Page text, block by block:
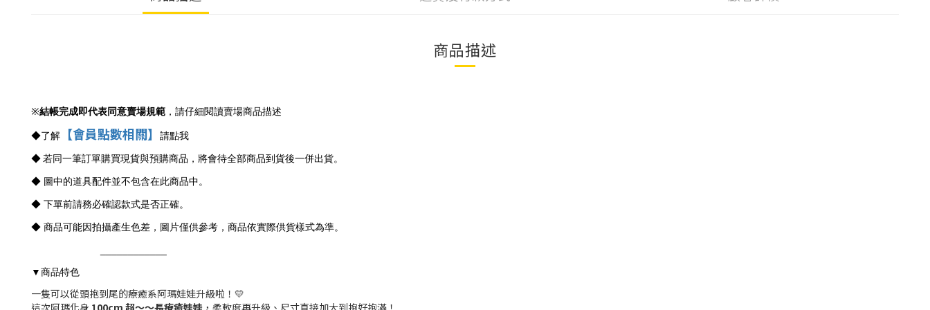
商品描述
※結帳完成即代表同意賣場規範 ，請仔細閱讀賣場商品描述
◆了解 【會員點數相關】 請點我
◆若同一筆訂單購買現貨與預購商品，將會待全部商品到貨後一併出貨。
◆ 圖中的道具配件並不包含在此商品中。
◆ 下單前請務必確認款式是否正確。
◆ 商品可能因拍攝產生色差，圖片僅供參考，商品依實際供貨樣式為準。
▼ 商品特色
一隻可以從頭抱到尾的療癒系阿瑪娃娃升級啦！💛
這次阿瑪化身 100cm 超～～長療癒娃娃 ，柔軟度再升級、尺寸直接加大到抱好抱滿！